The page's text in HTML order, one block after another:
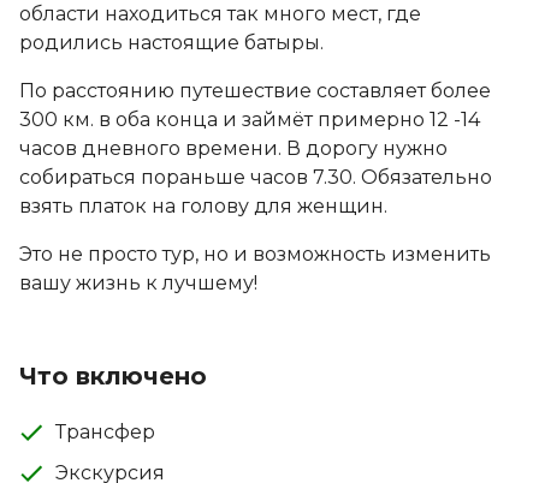
области находиться так много мест, где
родились настоящие батыры.
По расстоянию путешествие составляет более
300 км. в оба конца и займёт примерно 12 -14
часов дневного времени. В дорогу нужно
собираться пораньше часов 7.30. Обязательно
взять платок на голову для женщин.
Это не просто тур, но и возможность изменить
вашу жизнь к лучшему!
Что включено
Трансфер
Экскурсия